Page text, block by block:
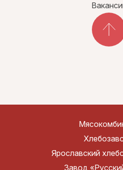
Ярославский
Завод